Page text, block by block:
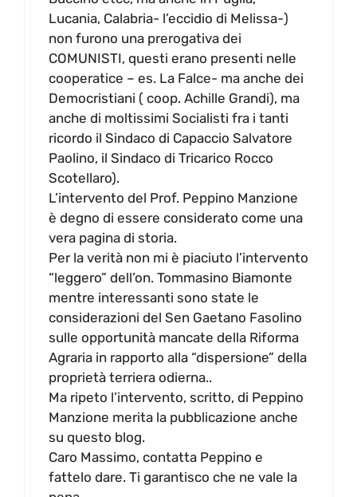
Lucania, Calabria- l’eccidio di Melissa-)
non furono una prerogativa dei
COMUNISTI, questi erano presenti nelle
cooperatice – es. La Falce- ma anche dei
Democristiani ( coop. Achille Grandi), ma
anche di moltissimi Socialisti fra i tanti
ricordo il Sindaco di Capaccio Salvatore
Paolino, il Sindaco di Tricarico Rocco
Scotellaro).
L’intervento del Prof. Peppino Manzione
è degno di essere considerato come una
vera pagina di storia.
Per la verità non mi è piaciuto l’intervento
“leggero” dell’on. Tommasino Biamonte
mentre interessanti sono state le
considerazioni del Sen Gaetano Fasolino
sulle opportunità mancate della Riforma
Agraria in rapporto alla “dispersione” della
proprietà terriera odierna..
Ma ripeto l’intervento, scritto, di Peppino
Manzione merita la pubblicazione anche
su questo blog.
Caro Massimo, contatta Peppino e
fattelo dare. Ti garantisco che ne vale la